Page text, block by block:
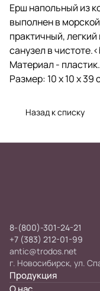
Ерш напольный из
выполнен в
практичный,
санузел в
Материал -
Размер: 10 х 10 х 39
Назад к списку
8-(800)-301-24-21
+7 (383) 212-01-99
antic@trodos.net
г. Новосибирск, ул.
Продукция